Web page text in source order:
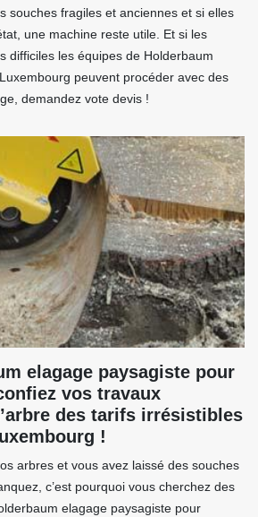
souches fragiles et anciennes et si elles
une machine reste utile. Et si les
difficiles les équipes de Holderbaum
peuvent procéder avec des
demandez vote devis !
elagage paysagiste pour
vos travaux
des tarifs irrésistibles
!
arbres et vous avez laissé des souches
c’est pourquoi vous cherchez des
elagage paysagiste pour